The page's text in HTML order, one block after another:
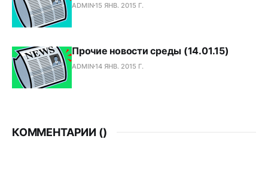
ADMIN15 ЯНВ. 2015 Г.
Прочие новости среды (14.01.15)
ADMIN14 ЯНВ. 2015 Г.
КОММЕНТАРИИ ()